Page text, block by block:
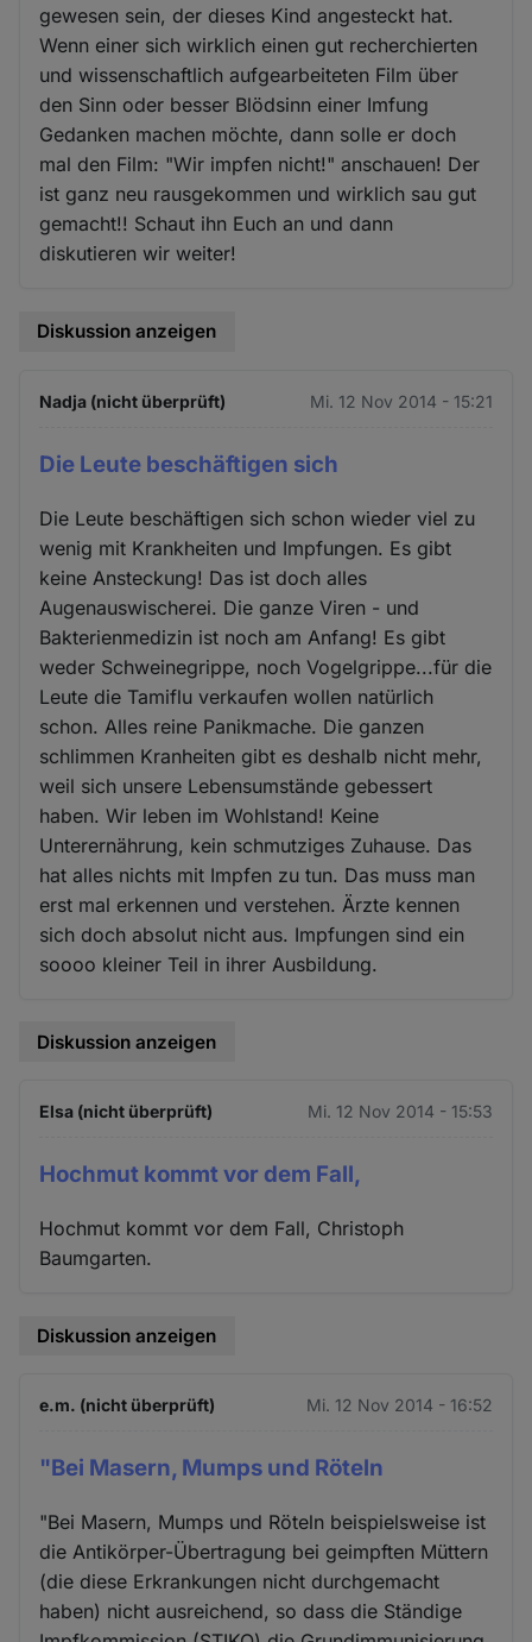
gewesen sein, der dieses Kind angesteckt hat.
Wenn einer sich wirklich einen gut recherchierten
und wissenschaftlich aufgearbeiteten Film über
den Sinn oder besser Blödsinn einer Imfung
Gedanken machen möchte, dann solle er doch
mal den Film: "Wir impfen nicht!" anschauen! Der
ist ganz neu rausgekommen und wirklich sau gut
gemacht!! Schaut ihn Euch an und dann
diskutieren wir weiter!
Diskussion anzeigen
Nadja (nicht überprüft) Mi. 12 Nov 2014 - 15:21
Die Leute beschäftigen sich
Die Leute beschäftigen sich schon wieder viel zu
wenig mit Krankheiten und Impfungen. Es gibt
keine Ansteckung! Das ist doch alles
Augenauswischerei. Die ganze Viren - und
Bakterienmedizin ist noch am Anfang! Es gibt
weder Schweinegrippe, noch Vogelgrippe...für die
Leute die Tamiflu verkaufen wollen natürlich
schon. Alles reine Panikmache. Die ganzen
schlimmen Kranheiten gibt es deshalb nicht mehr,
weil sich unsere Lebensumstände gebessert
haben. Wir leben im Wohlstand! Keine
Unterernährung, kein schmutziges Zuhause. Das
hat alles nichts mit Impfen zu tun. Das muss man
erst mal erkennen und verstehen. Ärzte kennen
sich doch absolut nicht aus. Impfungen sind ein
soooo kleiner Teil in ihrer Ausbildung.
Diskussion anzeigen
Elsa (nicht überprüft) Mi. 12 Nov 2014 - 15:53
Hochmut kommt vor dem Fall,
Hochmut kommt vor dem Fall, Christoph
Baumgarten.
Diskussion anzeigen
e.m. (nicht überprüft) Mi. 12 Nov 2014 - 16:52
"Bei Masern, Mumps und Röteln
"Bei Masern, Mumps und Röteln beispielsweise ist
die Antikörper-Übertragung bei geimpften Müttern
(die diese Erkrankungen nicht durchgemacht
haben) nicht ausreichend, so dass die Ständige